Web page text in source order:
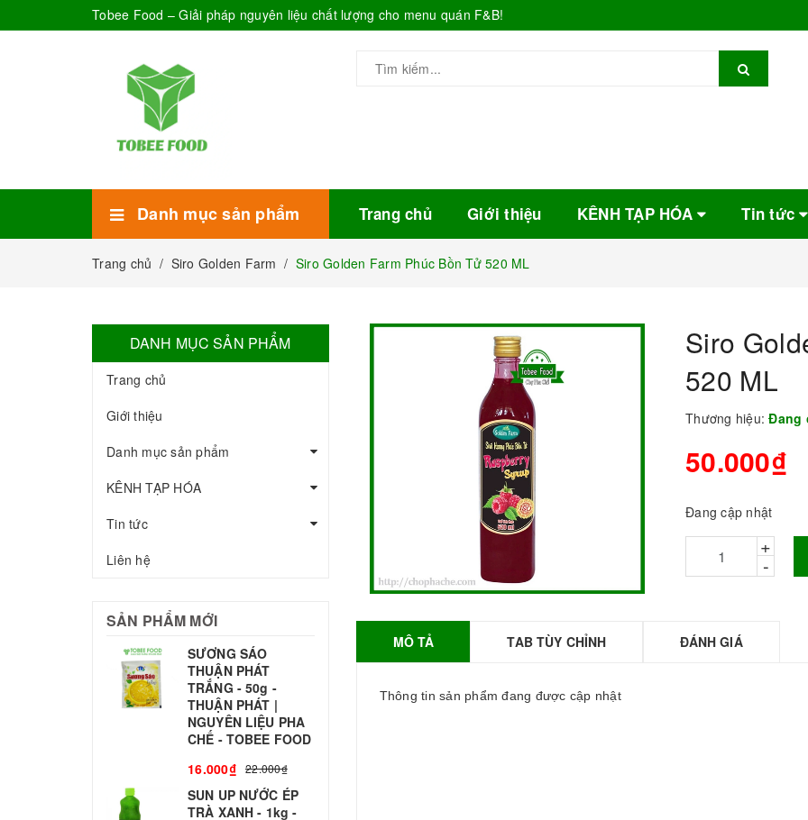
Tobee Food – Giải pháp nguyên liệu chất lượng cho menu quán F&B!
Danh mục sản phẩm Trang chủ Giới thiệu KÊNH TẠP HÓA Tin tức
Trang chủ / Siro Golden Farm / Siro Golden Farm Phúc Bồn Tử 520 ML
Siro
520 ML
Thương hiệu: Đang
50.000₫
Đang cập nhật
+
-
MÔ TẢ TAB TÙY CHỈNH ĐÁNH GIÁ
Thông tin sản phẩm đang được cập nhật
DANH MỤC SẢN PHẨM
Trang chủ
Giới thiệu
Danh mục sản phẩm
KÊNH TẠP HÓA
Tin tức
Liên hệ
SẢN PHẨM MỚI
SƯƠNG SÁO
THUẬN PHÁT
TRẮNG - 50g -
THUẬN PHÁT |
NGUYÊN LIỆU PHA
CHẾ - TOBEE FOOD
16.000₫ 22.000₫
SUN UP NƯỚC ÉP
TRÀ XANH - 1kg -
BỘT SỮA TOBEE
TOBEE FOOD | Bột
Sữa làm Trà Sữa -